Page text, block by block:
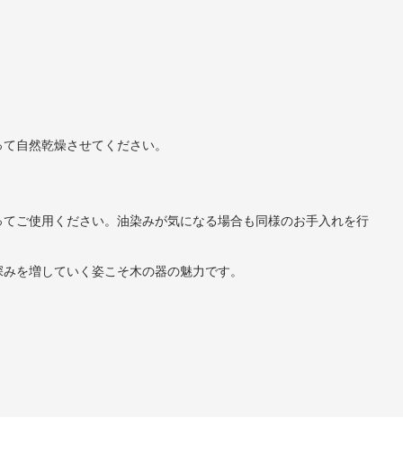
自然乾燥させてください。
ご使用ください。油染みが気になる場合も同様のお手入れを行
を増していく姿こそ木の器の魅力です。